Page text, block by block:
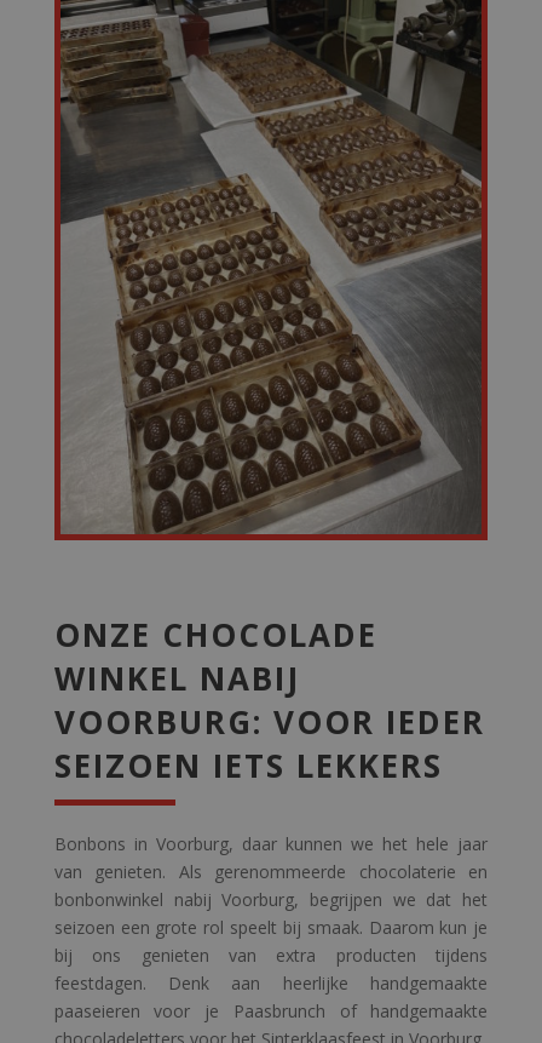
ONZE CHOCOLADE
WINKEL NABIJ
VOORBURG: VOOR IEDER
SEIZOEN IETS LEKKERS
Bonbons in Voorburg, daar kunnen we het hele jaar
van genieten. Als gerenommeerde chocolaterie en
bonbonwinkel nabij Voorburg, begrijpen we dat het
seizoen een grote rol speelt bij smaak. Daarom kun je
bij ons genieten van extra producten tijdens
feestdagen. Denk aan heerlijke handgemaakte
paaseieren voor je Paasbrunch of handgemaakte
chocoladeletters voor het Sinterklaasfeest in Voorburg.